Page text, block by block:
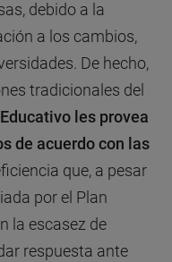
debido a la
a los cambios,
De hecho,
tradicionales del
les provea
de acuerdo con las
que, a pesar
por el Plan
la escasez de
respuesta ante